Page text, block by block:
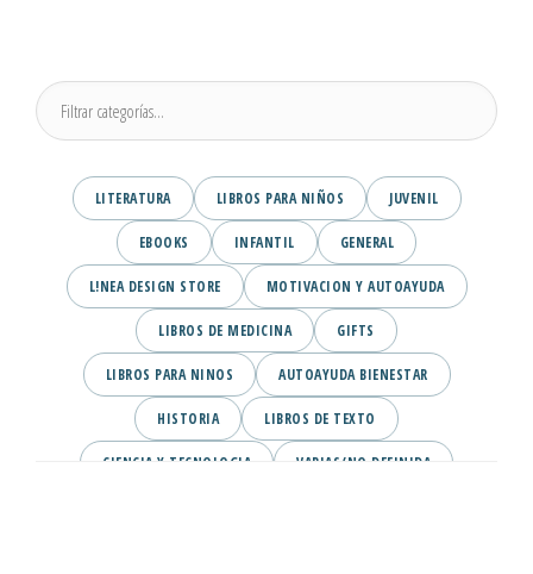
LITERATURA LIBROS PARA NIÑOS JUVENIL
EBOOKS INFANTIL GENERAL
L!NEA DESIGN STORE MOTIVACION Y AUTOAYUDA
LIBROS DE MEDICINA GIFTS
LIBROS PARA NINOS AUTOAYUDA BIENESTAR
HISTORIA LIBROS DE TEXTO
CIENCIA Y TECNOLOGIA VARIAS/NO DEFINIDA